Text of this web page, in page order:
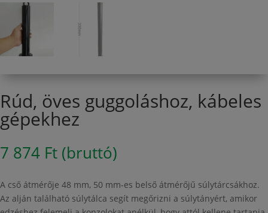
Rúd, öves guggoláshoz, kábeles
gépekhez
7 874 Ft (bruttó)
A cső átmérője 48 mm, 50 mm-es belső átmérőjű súlytárcsákhoz.
Az alján található súlytálca segít megőrizni a súlytányért, amikor